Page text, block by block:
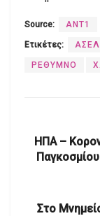
Source: ΑΝΤ1
Ετικέτες:
ΡΕΘΥΜΝΟ
ΗΠΑ –
Στο